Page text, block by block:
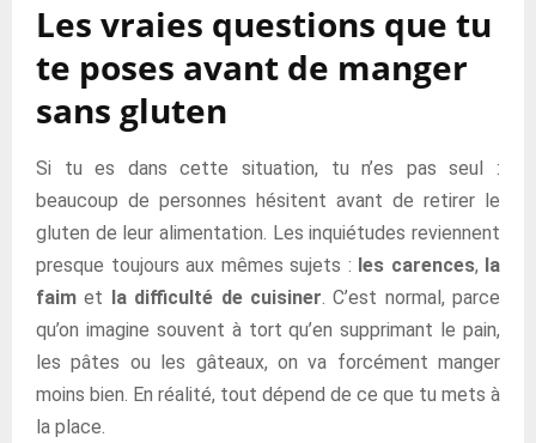
Les vraies questions que tu
te poses avant de manger
sans gluten
Si tu es dans cette situation, tu n’es pas seul :
beaucoup de personnes hésitent avant de retirer le
gluten de leur alimentation. Les inquiétudes reviennent
presque toujours aux mêmes sujets : les carences, la
faim et la difficulté de cuisiner. C’est normal, parce
qu’on imagine souvent à tort qu’en supprimant le pain,
les pâtes ou les gâteaux, on va forcément manger
moins bien. En réalité, tout dépend de ce que tu mets à
la place.